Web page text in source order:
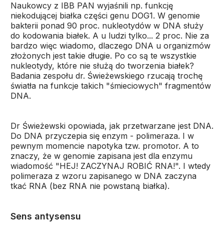
Naukowcy z IBB PAN wyjaśnili np. funkcję
niekodującej białka części genu DOG1. W genomie
bakterii ponad 90 proc. nukleotydów w DNA służy
do kodowania białek. A u ludzi tylko... 2 proc. Nie za
bardzo więc wiadomo, dlaczego DNA u organizmów
złożonych jest takie długie. Po co są te wszystkie
nukleotydy, które nie służą do tworzenia białek?
Badania zespołu dr. Świeżewskiego rzucają trochę
światła na funkcje takich "śmieciowych" fragmentów
DNA.
Dr Świeżewski opowiada, jak przetwarzane jest DNA.
Do DNA przyczepia się enzym - polimeraza. I w
pewnym momencie napotyka tzw. promotor. A to
znaczy, że w genomie zapisana jest dla enzymu
wiadomość "HEJ! ZACZYNAJ ROBIĆ RNA!". I wtedy
polimeraza z wzoru zapisanego w DNA zaczyna
tkać RNA (bez RNA nie powstaną białka).
Sens antysensu